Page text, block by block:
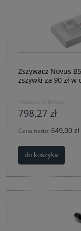
Zszywacz Novus
zszywki za 90 zł w
Producent: Novus
798,27 zł
Cena netto: 649,00 zł
do koszyka